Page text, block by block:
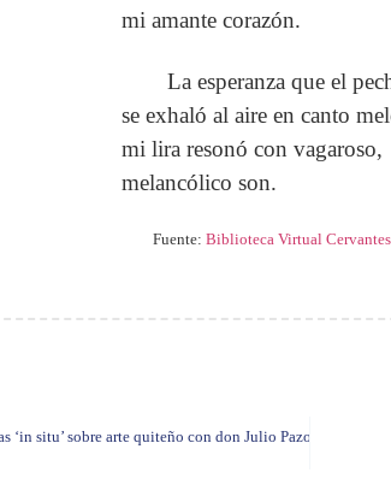
mi amante corazón.
La esperanza que el
se exhaló al aire en canto
mi lira resonó con vagaroso,
melancólico son.
Fuente: Biblioteca Virtual Cervantes
‘in situ’ sobre arte quiteño con don Julio Pazos